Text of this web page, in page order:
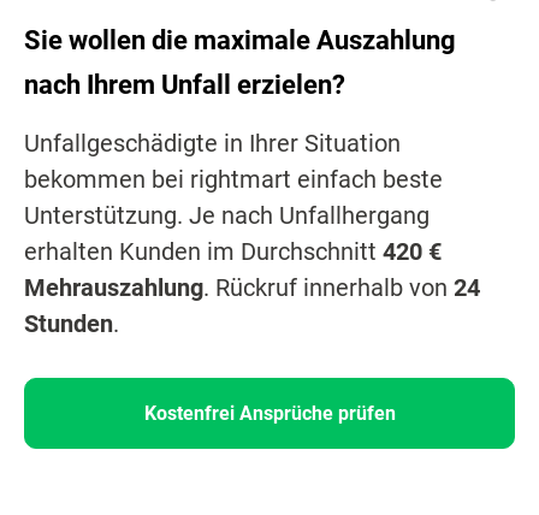
Sie wollen die maximale Auszahlung
nach Ihrem Unfall erzielen?
Unfallgeschädigte in Ihrer Situation
bekommen bei rightmart einfach beste
Unterstützung. Je nach Unfallhergang
erhalten Kunden im Durchschnitt 420 €
Mehrauszahlung. Rückruf innerhalb von 24
Stunden.
Kostenfrei Ansprüche prüfen